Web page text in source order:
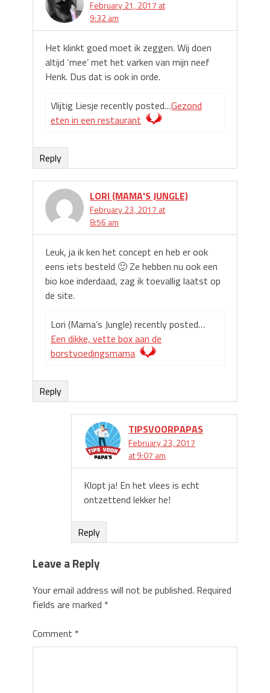
February 21, 2017 at
9:32 am
Het klinkt goed moet ik zeggen. Wij doen
altijd ‘mee’ met het varken van mijn neef
Henk. Dus dat is ook in orde.
Vlijtig Liesje recently posted…Gezond
eten in een restaurant
Reply
LORI (MAMA'S JUNGLE)
February 23, 2017 at
8:56 am
Leuk, ja ik ken het concept en heb er ook
eens iets besteld 🙂 Ze hebben nu ook een
bio koe inderdaad, zag ik toevallig laatst op
de site.
Lori (Mama’s Jungle) recently posted…
Een dikke, vette box aan de
borstvoedingsmama
Reply
TIPSVOORPAPAS
February 23, 2017
at 9:07 am
Klopt ja! En het vlees is echt
ontzettend lekker he!
Reply
Leave a Reply
Your email address will not be published. Required
fields are marked *
Comment *